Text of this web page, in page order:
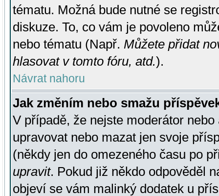
tématu. Možná bude nutné se
diskuze. To, co vám je povoleno
nebo tématu (Např. Můžete přidat
hlasovat v tomto fóru, atd.).
Návrat nahoru
Jak změním nebo smažu
V případě, že nejste moderátor
upravovat nebo mazat jen svoje
(někdy jen do omezeného času po
upravit. Pokud již někdo odpověděl
objeví se vám malinký dodatek u